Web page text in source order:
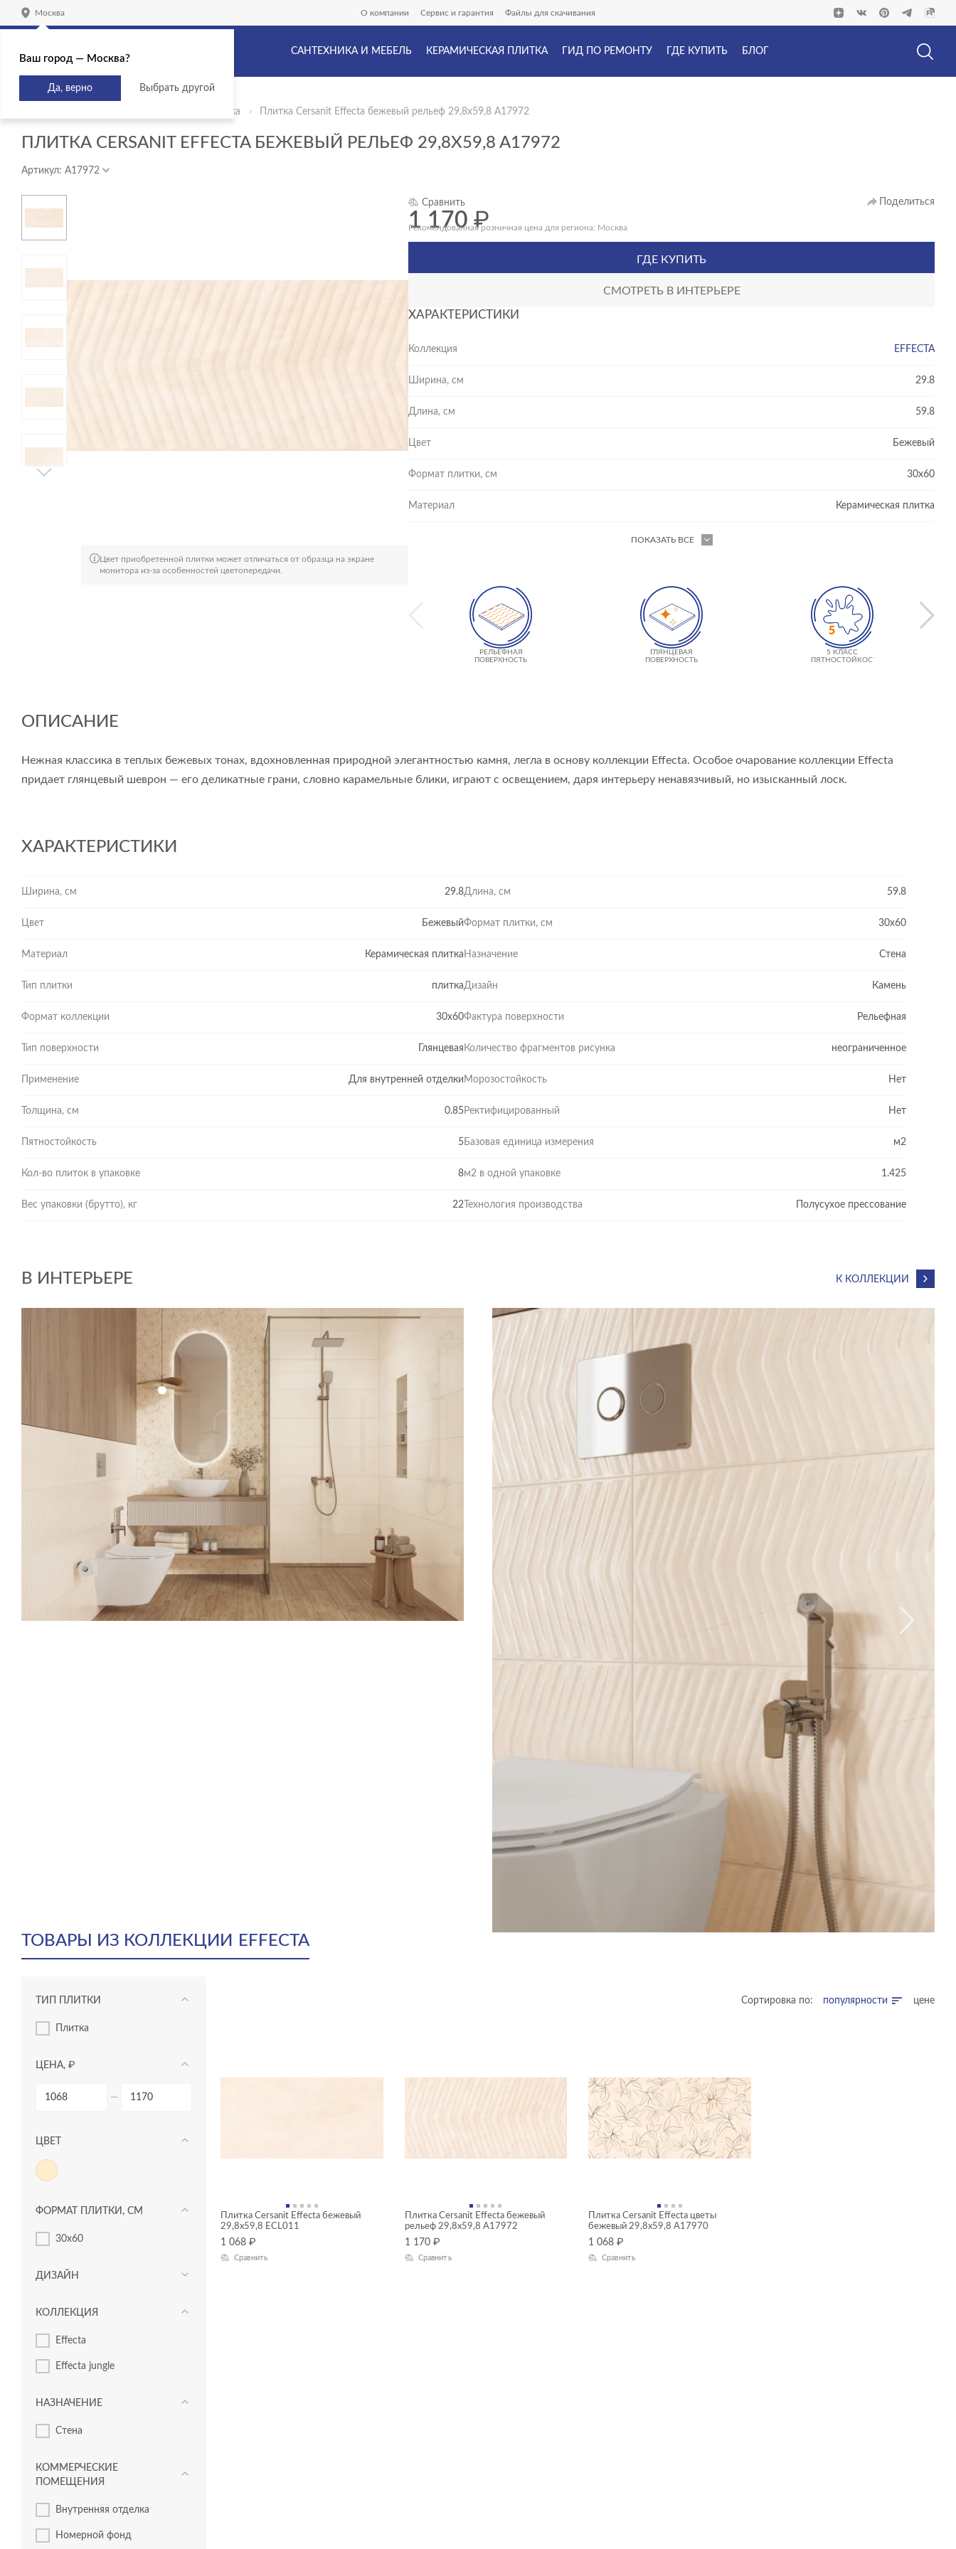
Москва О компании Сервис и гарантия Файлы для скачивания
САНТЕХНИКА И МЕБЕЛЬ КЕРАМИЧЕСКАЯ ПЛИТКА ГИД ПО РЕМОНТУ ГДЕ КУПИТЬ БЛОГ
Керамическая плитка Плитка Cersanit Effecta бежевый рельеф 29,8x59,8 A17972
ПЛИТКА CERSANIT EFFECTA БЕЖЕВЫЙ РЕЛЬЕФ 29,8X59,8 A17972
Артикул: A17972
Цвет приобретенной плитки может отличаться от образца на экране
монитора из-за особенностей цветопередачи.
ХАРАКТЕРИСТИКИ
Коллекция EFFECTA
Ширина, см 29.8
Длина, см 59.8
Цвет Бежевый
Формат плитки, см 30x60
Материал Керамическая плитка
ПОКАЗАТЬ ВСЕ
Сравнить Поделиться
1 170₽
Рекомендованная розничная цена для региона: Москва
ГДЕ КУПИТЬ
СМОТРЕТЬ В ИНТЕРЬЕРЕ
РЕЛЬЕФНАЯ
ПОВЕРХНОСТЬ
ГЛЯНЦЕВАЯ
ПОВЕРХНОСТЬ
5 КЛАСС
ПЯТНОСТОЙКОСТИ
ОПИСАНИЕ
Нежная классика в теплых бежевых тонах, вдохновленная природной элегантностью камня, легла в основу коллекции Effecta. Особое очарование коллекции Effecta
придает глянцевый шеврон — его деликатные грани, словно карамельные блики, играют с освещением, даря интерьеру ненавязчивый, но изысканный лоск.
ХАРАКТЕРИСТИКИ
Ширина, см 29.8Длина, см 59.8
Цвет БежевыйФормат плитки, см 30x60
Материал Керамическая плитка Назначение Стена
Тип плитки плиткаДизайн Камень
Формат коллекции 30x60Фактура поверхности Рельефная
Тип поверхности Глянцевая Количество фрагментов рисунка неограниченное
Применение Для внутренней отделки Морозостойкость Нет
Толщина, см 0.85Ректифицированный Нет
Пятностойкость 5Базовая единица измерения м2
Кол-во плиток в упаковке 8м2 в одной упаковке 1.425
Вес упаковки (брутто), кг 22 Технология производства Полусухое прессование
В ИНТЕРЬЕРЕ К КОЛЛЕКЦИИ
ТОВАРЫ ИЗ КОЛЛЕКЦИИ EFFECTA
ТИП ПЛИТКИ
плитка
ЦЕНА, ₽
—
ЦВЕТ
ФОРМАТ ПЛИТКИ, СМ
30x60
ДИЗАЙН
КОЛЛЕКЦИЯ
Effecta
Effecta jungle
НАЗНАЧЕНИЕ
Стена
КОММЕРЧЕСКИЕ
ПОМЕЩЕНИЯ
Внутренняя отделка
Номерной фонд
Сортировка по: популярности цене
Плитка Cersanit Effecta бежевый
29,8x59,8 ECL011
1 068 ₽
Сравнить
Плитка Cersanit Effecta бежевый
рельеф 29,8x59,8 A17972
1 170 ₽
Сравнить
Плитка Cersanit Effecta цветы
бежевый 29,8x59,8 A17970
1 068 ₽
Сравнить
Ваш город — Москва?
Да, верно Выбрать другой